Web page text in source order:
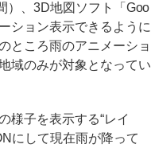
、3D地図ソフト「Goo
ション表示できるように
ところ雨のアニメーショ
域のみが対象となってい
様子を表示する“レイ
にして現在雨が降って